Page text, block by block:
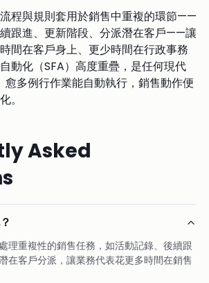
程與規則套用於銷售中重複的環節——
跟進、更新階段、分派潛在客戶——讓
間在客戶身上、更少時間在行政事務
動化（SFA）高度重疊，是任何現代
愈多例行作業能自動執行，銷售動作便
。
Asked
理重複性的銷售任務，如活動記錄、後續跟
在客戶分派，讓業務代表花更多時間在銷售